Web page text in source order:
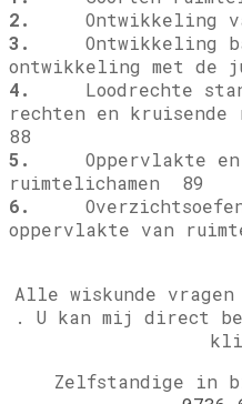
2.
Ontwikkeling
3.
Ontwikkeling
ontwikkeling met de
4.
Loodrechte
rechten en
88
5.
Oppervlakte en
ruimtelichamen 89
6.
oppervlakte van
Alle wiskunde
. U kan mij direct
Zelfstandige in